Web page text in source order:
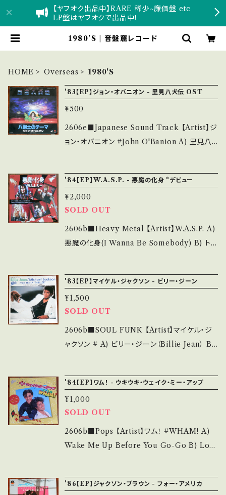
【ヤフオク出品中】RARE 稀少~廉価盤 etc
LP盤はヤフオクで出品中！
1980'S | 音盤窟レコード
HOME Overseas 1980'S
'83【EP】ジョン・オバニオン - 里見八犬伝 OST
¥500
2606e■Japanese Sound Track 【Artist】ジ
ョン・オバニオン #John O'Banion A) 里見八
主題歌・薬師丸ひろ子/真田広之 ■参考視聴■
https://youtu.be/nPNuunuhNqE?si=5CZv
RP8UxjXh1mIZ 【Condition】 Jacket/Reco
rd：B/B+ (国内盤/W Jacket) *ジャケしわ __
_______________________ 【Abou
ズなど見られる C・痛み多・キズ多く痛み多 *そ
の他、+ - で補足しています。 *中古という事をご
理解して頂ける方のご購入をお願い致します。 P
lease purchase it if you understand that
it is second hand. *詳しくは ■■■状態・説
4 お知らせ等は、About 画面にてご確認くださ
い。 ___
'84【EP】W.A.S.P. - 悪魔の化身 *デビュー
¥2,000
SOLD OUT
2606b■Heavy Metal 【Artist】W.A.S.P. A)
悪魔の化身(I Wanna Be Somebody) B) ト
ー・シングル ■参考視聴■ https://youtu.be/
LA3ID178XLE?si=LYBpxnYqVq9amODO
【Condition】 Jacket/Record：B+/A (国内盤)
_________________________ 【Ab
out the state/状態説明】 S・新品未開封など
多 *その他、+ - で補足しています。 *中古という
事をご理解して頂ける方のご購入をお願い致し
ます。 Please purchase it if you understan
d that it is second hand. *詳しくは ■■■
状態・説明 / 発送について■■■ をご覧くださ
認ください。 ___
'83【EP】マイケル・ジャクソン - ビリー・ジーン
¥1,500
SOLD OUT
2606b■SOUL FUNK 【Artist】マイケル・ジ
ャクソン # A) ビリー・ジーン（Billie Jean） B)
Epicソニー *『スリラー』第2弾シングル!! ■参
考視聴■ https://youtu.be/Kr4EQDVETu
A?si=cfydaDu_uniircWB 【Condition】 Jac
ket/Record：B+/A- (国内盤) _________
________________ 【About the stat
られる C・痛み多・キズ多く痛み多 *その他、+ -
'84【EP】ワム！ - ウキウキ・ウェイク・ミー・アップ
¥1,000
SOLD OUT
2606b■Pops 【Artist】ワム！ #WHAM! A)
Wake Me Up Before You Go-Go B) Lon
youtu.be/c5DGcQoBC9k?si=vsWgxcPhY
'86【EP】ジャクソン・ブラウン - フォー・アメリカ